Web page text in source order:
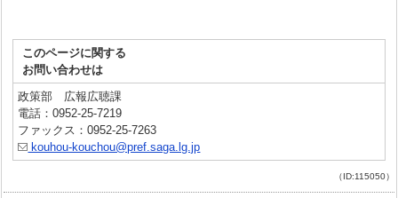
このページに関する
お問い合わせは
政策部 広報広聴課
電話：0952-25-7219
ファックス：0952-25-7263
kouhou-kouchou@pref.saga.lg.jp
（ID:115050）